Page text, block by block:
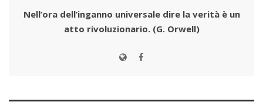
Nell’ora dell’inganno universale dire la verità è un
atto rivoluzionario. (G. Orwell)